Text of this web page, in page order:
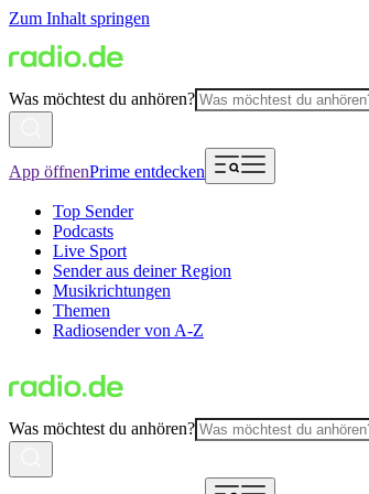
Zum Inhalt springen
Was möchtest du anhören?
App öffnenPrime entdecken
Top Sender
Podcasts
Live Sport
Sender aus deiner Region
Musikrichtungen
Themen
Radiosender von A-Z
Was möchtest du anhören?